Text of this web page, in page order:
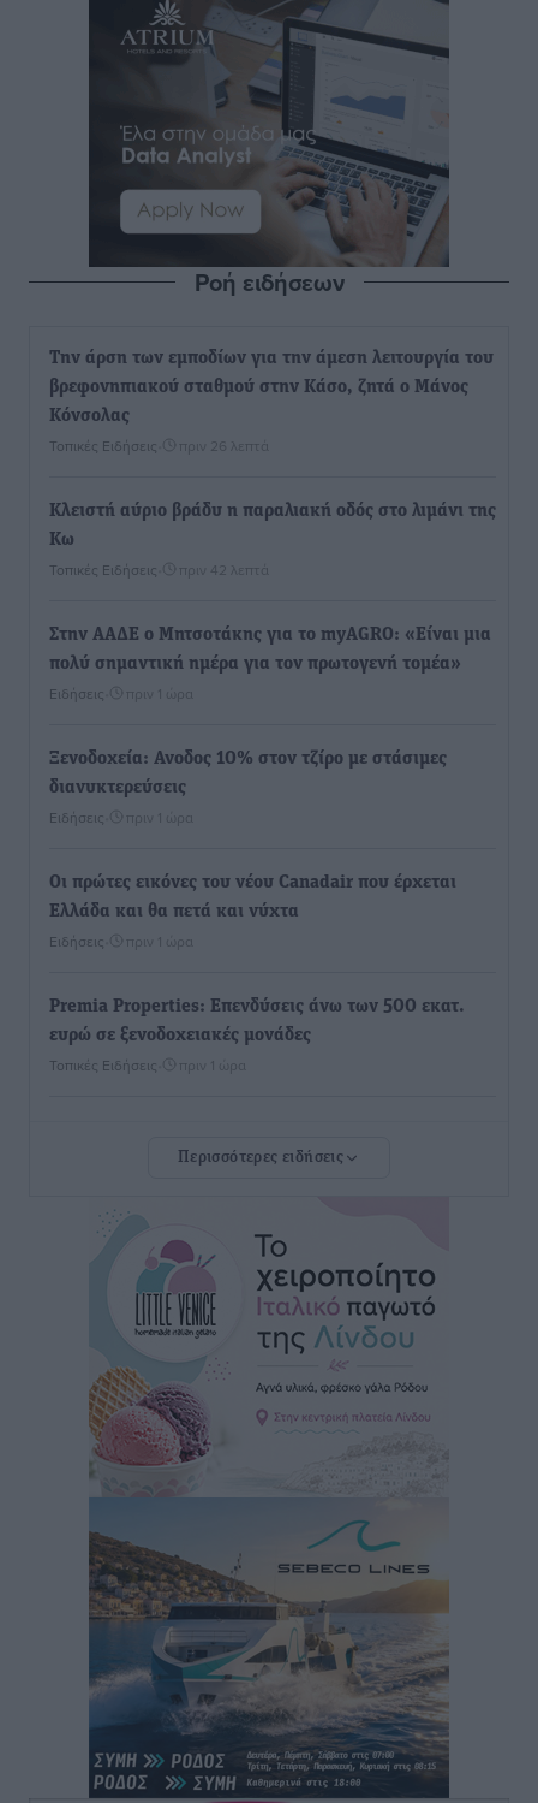
Ροή ειδήσεων
Την άρση των εμποδίων για την άμεση λειτουργία του
βρεφονηπιακού σταθμού στην Κάσο, ζητά ο Μάνος
Κόνσολας
Τοπικές Ειδήσεις πριν 26 λεπτά
Κλειστή αύριο βράδυ η παραλιακή οδός στο λιμάνι της
Κω
Τοπικές Ειδήσεις πριν 42 λεπτά
Στην ΑΑΔΕ ο Μητσοτάκης για το myAGRO: «Είναι μια
πολύ σημαντική ημέρα για τον πρωτογενή τομέα»
Ειδήσεις πριν 1 ώρα
Ξενοδοχεία: Ανοδος 10% στον τζίρο με στάσιμες
διανυκτερεύσεις
Ειδήσεις πριν 1 ώρα
Οι πρώτες εικόνες του νέου Canadair που έρχεται
Ελλάδα και θα πετά και νύχτα
Ειδήσεις πριν 1 ώρα
Premia Properties: Επενδύσεις άνω των 500 εκατ.
ευρώ σε ξενοδοχειακές μονάδες
Τοπικές Ειδήσεις πριν 1 ώρα
διακόψουν το κάπνισμα
Έκτακτο επίδομα παιδιού: Έως 10 Αυγούστου η
προθεσμία για ΑΦΜ – Ποιοι πάνε ταμείο
πριν 1 ώρα
ASTYBUS: 27.642 διαδρομές στην Αστυπάλαια – Το
«έξυπνο» μοντέλο μετακίνησης που έγινε μέρος της
καθημερινότητας
Τοπικές Ειδήσεις• πριν 2 ώρες
Ερώτηση Μπελέρη σε Κομισιόν για τη δημιουργία
«σύγχρονου Ευρωπαϊκού Ταμείου Αντιμετώπισης
Φυσικών Καταστροφών»
Ειδήσεις• πριν 3 ώρες
Έκκληση γονέων για να λειτουργήσει ο
Βρεφονηπιακός Σταθμός Κάσου
πριν 3 ώρες
Περισσότερες ειδήσεις